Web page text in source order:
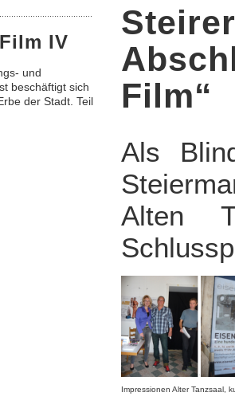
IV
und
beschäftigt sich
der Stadt. Teil
Film“
Als
Alten
Impressionen Alter Tanzsaal,